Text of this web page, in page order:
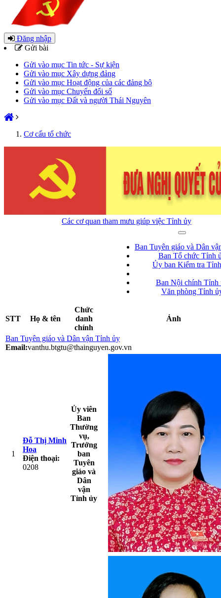
Đăng nhập
Gửi bài
Gửi vào mục Tin tức - Sự kiện
Gửi vào mục Xây dựng đảng
Gửi vào mục Hoạt động của các đảng bộ
Gửi vào mục Chuyển đổi số
Gửi vào mục Đất và người Thái Nguyên
Cơ cấu tổ chức
Các cơ quan tham mưu giúp việc Tỉnh ủy
Ban Tuyên giáo và Dân
Ban Tổ chức Tỉnh
Ủy ban Kiểm tra
Ban Nội chính Tỉnh
Văn phòng Tỉnh
STT Họ & tên
Chức
danh
chính
Ảnh
Ban Tuyên giáo và Dân vận Tỉnh ủy
Email:vanthu.btgtu@thainguyen.gov.vn
1
Đỗ Thị Minh
Hoa
Điện thoại:
0208
Ủy viên
Ban
Thường
vụ,
Trưởng
ban
Tuyên
giáo và
Dân
vận
Tỉnh ủy